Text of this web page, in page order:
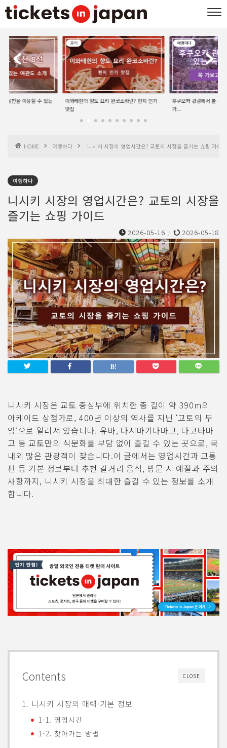
| 온천을 이용할 수 있는
음식
이와테현의 향토 요리 완코소바란? 현지 인기
맛집
여행하다
후쿠오카 관광에서 볼 수
가...
HOME 여행하다 니시키 시장의 영업시간은? 교토의 시장을 즐기는 쇼핑 가이드
여행하다
니시키 시장의 영업시간은? 교토의 시장을
즐기는 쇼핑 가이드
2026-05-16 / 2026-05-18
니시키 시장은 교토 중심부에 위치한 총 길이 약 390m의
아케이드 상점가로, 400년 이상의 역사를 지닌 ‘교토의 부
엌’으로 알려져 있습니다. 유바, 다시마키다마고, 다코타마
고 등 교토만의 식문화를 부담 없이 즐길 수 있는 곳으로, 국
내외 많은 관광객이 찾습니다.이 글에서는 영업시간과 교통
편 등 기본 정보부터 추천 길거리 음식, 방문 시 예절과 주의
사항까지, 니시키 시장을 최대한 즐길 수 있는 정보를 소개
합니다.
CLOSE
Contents
1. 니시키 시장의 매력·기본 정보
1-1. 영업시간
1-2. 찾아가는 방법